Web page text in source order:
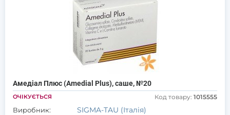
Амедіал Плюс (Amedial Plus), саше, №20
ОЧІКУЄТЬСЯ Код товару: 1015555
Виробник: SIGMA-TAU (Італія)